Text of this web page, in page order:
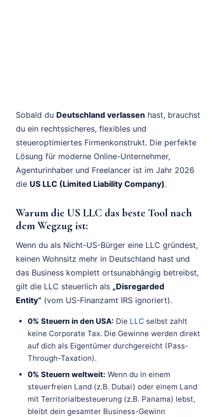
Sobald du Deutschland verlassen hast, brauchst
du ein rechtssicheres, flexibles und
steueroptimiertes Firmenkonstrukt. Die perfekte
Lösung für moderne Online-Unternehmer,
Agenturinhaber und Freelancer ist im Jahr 2026
die US LLC (Limited Liability Company).
Warum die US LLC das beste Tool nach
dem Wegzug ist:
Wenn du als Nicht-US-Bürger eine LLC gründest,
keinen Wohnsitz mehr in Deutschland hast und
das Business komplett ortsunabhängig betreibst,
gilt die LLC steuerlich als „Disregarded
Entity“ (vom US-Finanzamt IRS ignoriert).
0% Steuern in den USA: Die LLC selbst zahlt
keine Corporate Tax. Die Gewinne werden direkt
auf dich als Eigentümer durchgereicht (Pass-
Through-Taxation).
0% Steuern weltweit: Wenn du in einem
steuerfreien Land (z.B. Dubai) oder einem Land
mit Territorialbesteuerung (z.B. Panama) lebst,
bleibt dein gesamter Business-Gewinn